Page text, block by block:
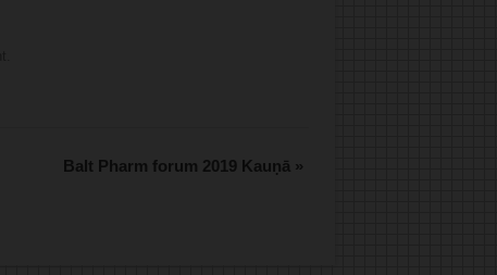
Balt Pharm forum 2019 Kauņā »